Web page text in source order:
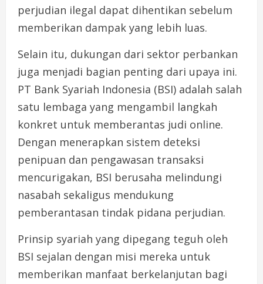
perjudian ilegal dapat dihentikan sebelum
memberikan dampak yang lebih luas.
Selain itu, dukungan dari sektor perbankan
juga menjadi bagian penting dari upaya ini.
PT Bank Syariah Indonesia (BSI) adalah salah
satu lembaga yang mengambil langkah
konkret untuk memberantas judi online.
Dengan menerapkan sistem deteksi
penipuan dan pengawasan transaksi
mencurigakan, BSI berusaha melindungi
nasabah sekaligus mendukung
pemberantasan tindak pidana perjudian.
Prinsip syariah yang dipegang teguh oleh
BSI sejalan dengan misi mereka untuk
memberikan manfaat berkelanjutan bagi